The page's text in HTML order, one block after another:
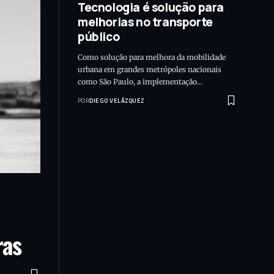
Tecnologia é solução para
melhorias no transporte
público
Como solução para melhora da mobilidade
urbana em grandes metrópoles nacionais
como São Paulo, a implementação…
PORDIEGO VELÁZQUEZ